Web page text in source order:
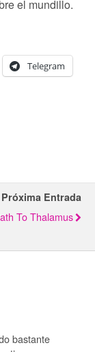
el mundillo.
Telegram
Próxima Entrada
To Thalamus
bastante